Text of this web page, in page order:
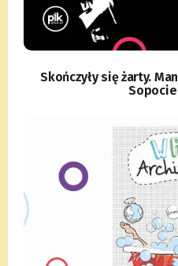
Skończyły się żarty.